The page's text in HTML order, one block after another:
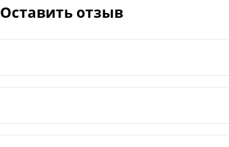
Оставить отзыв